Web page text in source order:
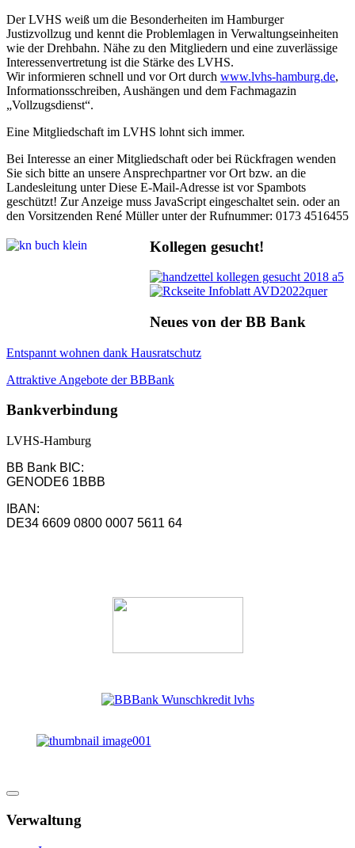
Der LVHS weiß um die Besonderheiten im Hamburger
Justizvollzug und kennt die Problemlagen in Verwaltungseinheiten
wie der Drehbahn. Nähe zu den Mitgliedern und eine zuverlässige
Interessenvertretung ist die Stärke des LVHS.
Wir informieren schnell und vor Ort durch www.lvhs-hamburg.de,
Informationsschreiben, Aushängen und dem Fachmagazin
„Vollzugsdienst“.
Eine Mitgliedschaft im LVHS lohnt sich immer.
Bei Interesse an einer Mitgliedschaft oder bei Rückfragen wenden
Sie sich bitte an unsere Ansprechpartner vor Ort bzw. an die
Landesleitung unterDiese E-Mail-Adresse ist vor Spambots
geschützt! Zur Anzeige muss JavaScript eingeschaltet sein. oder an
den Vorsitzenden René Müller unter der Rufnummer: 0173 4516455
Kollegen gesucht!
Neues von der BB Bank
Entspannt wohnen dank Hausratschutz
Attraktive Angebote der BBBank
Bankverbindung
LVHS-Hamburg
BB Bank BIC:
GENODE6 1BBB
IBAN:
DE34 6609 0800 0007 5611 64
Verwaltung